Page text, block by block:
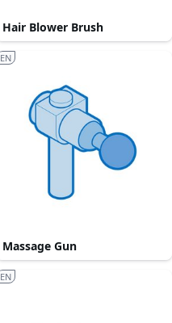
Hair Blower Brush
Massage Gun
EN
EN